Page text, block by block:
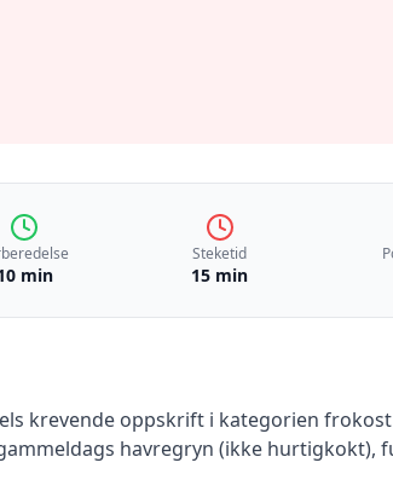
min
Steketid
15 min
krevende oppskrift i kategorien frokost
havregryn (ikke hurtigkokt),